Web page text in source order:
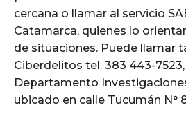
cercana o llamar al servicio
Catamarca, quienes lo
de situaciones. Puede llamar
Ciberdelitos tel. 383 443-7523,
Departamento
ubicado en calle Tucumán N°